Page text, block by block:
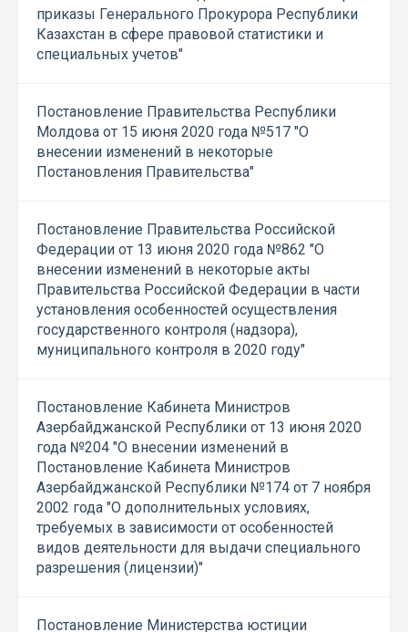
приказы Генерального Прокурора Республики
Казахстан в сфере правовой статистики и
специальных учетов"
Постановление Правительства Республики
Молдова от 15 июня 2020 года №517 "О
внесении изменений в некоторые
Постановления Правительства"
Постановление Правительства Российской
Федерации от 13 июня 2020 года №862 "О
внесении изменений в некоторые акты
Правительства Российской Федерации в части
установления особенностей осуществления
государственного контроля (надзора),
муниципального контроля в 2020 году"
Постановление Кабинета Министров
Азербайджанской Республики от 13 июня 2020
года №204 "О внесении изменений в
Постановление Кабинета Министров
Азербайджанской Республики №174 от 7 ноября
2002 года "О дополнительных условиях,
требуемых в зависимости от особенностей
видов деятельности для выдачи специального
разрешения (лицензии)"
Постановление Министерства юстиции